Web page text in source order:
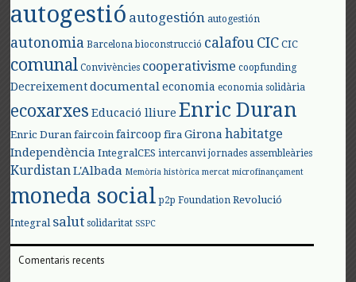
autogestió autogestión autogestión
autonomia Barcelona bioconstrucció calafouCIC CIC
comunal Convivències cooperativisme coopfunding
Decreixement documental economia economia solidària
ecoxarxes Educació lliure Enric Duran
Enric Duran faircoin faircoop fira Girona habitatge
Independència IntegralCES intercanvi jornades assembleàries
KurdistanL'Albada Memòria històrica mercat microfinançament
moneda social p2p Foundation Revolució
Integral salut solidaritat SSPC
Comentaris recents